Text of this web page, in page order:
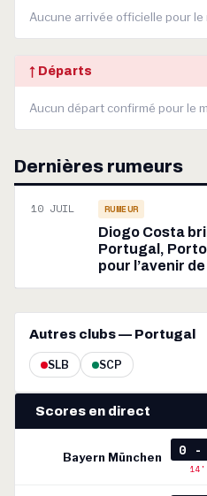
Aucune arrivée officielle pour le
↑ Départs
Aucun départ confirmé pour le
Dernières rumeurs
10 JUIL RUMEUR
Diogo Costa
Portugal,
pour l’avenir
Autres clubs — Portugal
SLB SCP
Scores en direct
Bayern München 0 -
14'